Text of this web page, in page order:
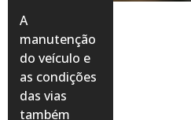
A
manutenção
do veículo e
as condições
das vias
também